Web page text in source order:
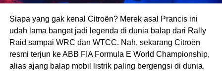
Siapa yang gak kenal Citroën? Merek asal Prancis ini
udah lama banget jadi legenda di dunia balap dari Rally
Raid sampai WRC dan WTCC. Nah, sekarang Citroën
resmi terjun ke ABB FIA Formula E World Championship,
alias ajang balap mobil listrik paling bergengsi di dunia.